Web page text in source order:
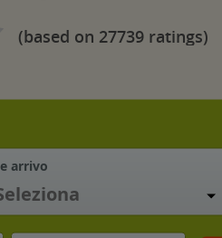
(based on 27739 ratings)
arrivo